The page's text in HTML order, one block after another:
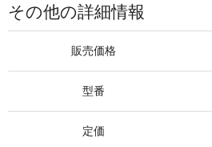
その他の詳細情報
販売価格
型番
定価